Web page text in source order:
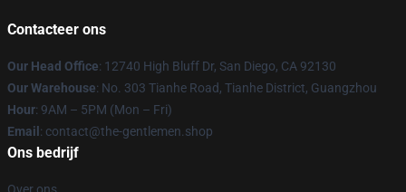
Contacteer ons
Our Head Office: 12740 High Bluff Dr, San Diego, CA 92130
Our Warehouse: No. 303 Tianhe Road, Tianhe District, Guangzhou
Hour: 9AM – 5PM (Mon – Fri)
Email : contact@the-gentlemen.shop
Ons bedrijf